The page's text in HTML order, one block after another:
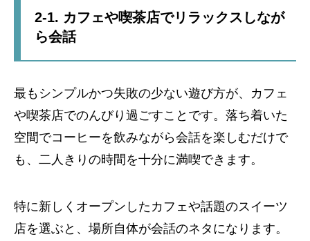
2-1. カフェや喫茶店でリラックスしなが
ら会話
最もシンプルかつ失敗の少ない遊び方が、カフェ
や喫茶店でのんびり過ごすことです。落ち着いた
空間でコーヒーを飲みながら会話を楽しむだけで
も、二人きりの時間を十分に満喫できます。
特に新しくオープンしたカフェや話題のスイーツ
店を選ぶと、場所自体が会話のネタになります。